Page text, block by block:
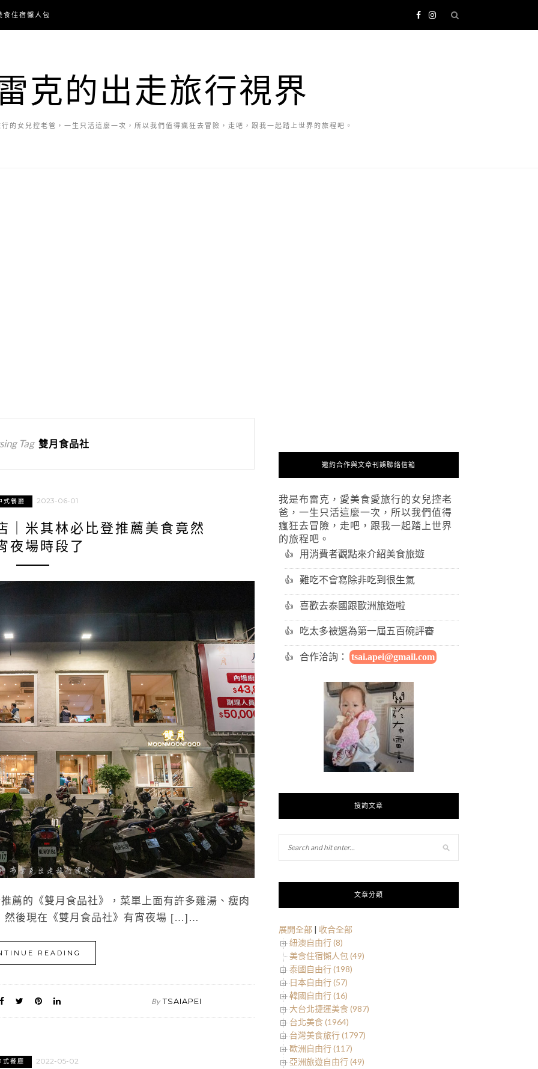
食住宿懶人包
克的出走旅行視界
的女兒控老爸，一生只活這麼一次，所以我們值得瘋狂去冒險，走吧，跟我一起踏上世界的旅程吧。
Tag 雙月食品社
式餐廳 2023-06-01
｜米其林必比登推薦美食竟然
夜場時段了
薦的《雙月食品社》，菜單上面有許多雞湯、瘦肉
然後現在《雙月食品社》有宵夜場 […]…
READING
By TSAIAPEI
式餐廳 2022-05-02
邀約合作與文章刊誤聯絡信箱
我是布雷克，愛美食愛旅行的女兒控老
爸，一生只活這麼一次，所以我們值得
瘋狂去冒險，走吧，跟我一起踏上世界
的旅程吧。
用消費者觀點來介紹美食旅遊
難吃不會寫除非吃到很生氣
喜歡去泰國跟歐洲旅遊啦
吃太多被選為第一屆五百碗評審
合作洽詢： tsai.apei@gmail.com
搜詢文章
文章分類
展開全部 | 收合全部
紐澳自由行 (8)
美食住宿懶人包 (49)
泰國自由行 (198)
日本自由行 (57)
韓國自由行 (16)
大台北捷運美食 (987)
台北美食 (1964)
台灣美食旅行 (1797)
歐洲自由行 (117)
亞洲旅遊自由行 (49)